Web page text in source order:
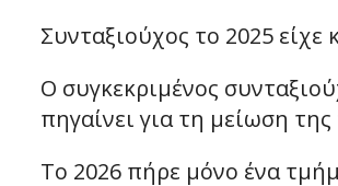
Συνταξιούχος το 2025
Ο συγκεκριμένος
πηγαίνει για τη μείωση
Το 2026 πήρε μόνο ένα